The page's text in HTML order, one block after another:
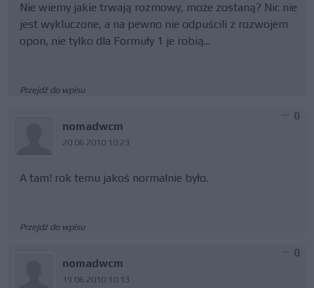
Nie wiemy jakie trwają rozmowy, może zostaną? Nic nie
jest wykluczone, a na pewno nie odpuścili z rozwojem
opon, nie tylko dla Formuły 1 je robią...
Przejdź do wpisu
nomadwcm
20.06.2010 10:23
0
A tam! rok temu jakoś normalnie było.
Przejdź do wpisu
nomadwcm
19.06.2010 10:13
0